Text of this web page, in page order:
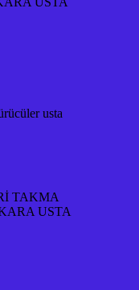
usta
TAKMA
USTA